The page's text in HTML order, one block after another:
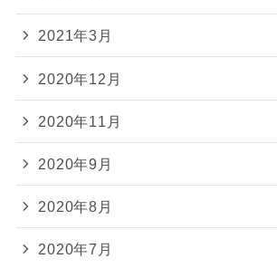
2021年3月
2020年12月
2020年11月
2020年9月
2020年8月
2020年7月